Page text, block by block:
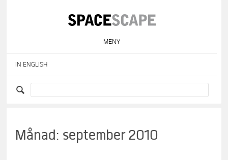
MENY
IN ENGLISH
Månad: september 2010